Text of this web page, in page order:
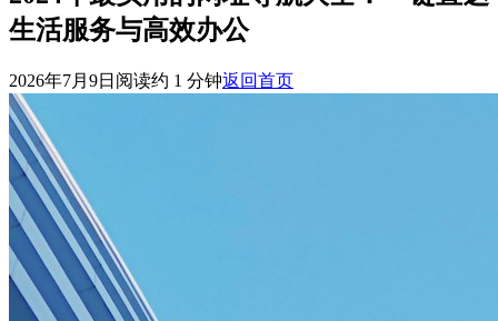
生活服务与高效办公
2026年7月9日 阅读约 1 分钟返回首页